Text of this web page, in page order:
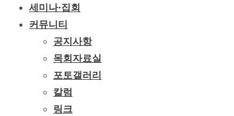
세미나·집회
커뮤니티
공지사항
목회자료실
포토갤러리
칼럼
링크